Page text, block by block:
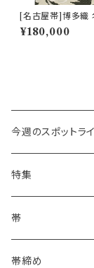
[名古屋帯]博多織
物 謹製 花むすび 12枚朱子 寿
菊 八寸帯 正絹 日
¥180,000
今週のスポットラ
特集
浴衣にも！夏の帯
海のいろ ～sea-
帯
- 博多帯
帯締め